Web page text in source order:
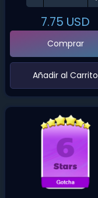
7.75 USD
Comprar
‌Añadir al Carrito‌